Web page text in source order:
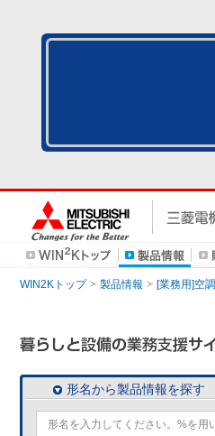
WIN2Kトップ 製品情報 [業務用]空
形名から製品情報を探す